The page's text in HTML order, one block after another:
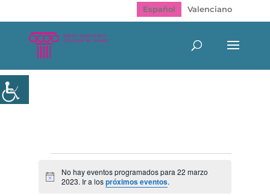
Español Valenciano
en
Aviso
No hay eventos programados para 22 marzo
2023. Ir a lospróximos eventos.